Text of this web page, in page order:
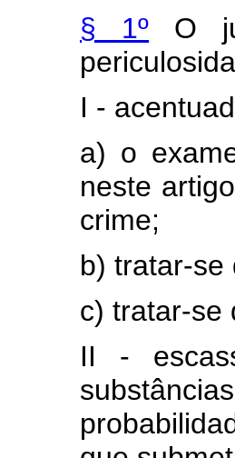
§ 1º O
I -
a) o
neste
crime;
b) tratar-se
c) tratar-se
II -